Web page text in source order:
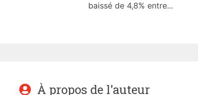
baissé de 4,8% entre...
À propos de l'auteur